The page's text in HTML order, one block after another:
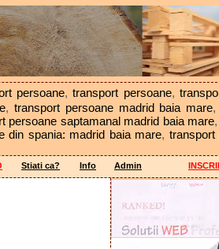
persoane,transport persoane,
,transport persoane madrid baia mare
persoane saptamanal madrid baia mare
din spania: madrid baia mare, transport
Stiati ca? Info Admin